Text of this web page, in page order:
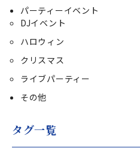
パーティーイベント
DJイベント
ハロウィン
クリスマス
ライブパーティー
その他
タグ一覧